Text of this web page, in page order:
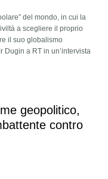
del mondo, in cui la
a scegliere il proprio
il suo globalismo
Dugin a RT in un’intervista
geopolitico,
contro